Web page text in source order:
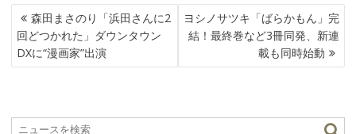
投
稿
ナ
ビ
シ
森田まさのり「浜田さんに2
回どつかれた」ダウンタウン
DXに“漫画家”出演
ヨシノサツキ「ばらかもん」完
結！最終巻など3冊同発、新連
載も同時始動